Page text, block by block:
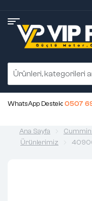
WhatsApp Destek: 0507
Ana Sayfa
Ürünlerimiz